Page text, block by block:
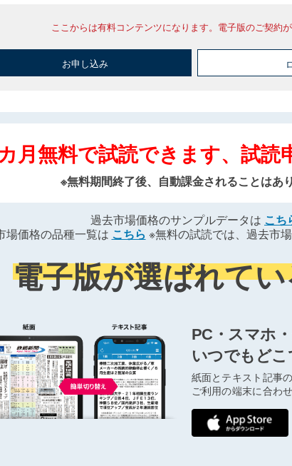
ここからは有料コンテンツになります。電子版のご契約が
お申し込み
月無料で試読できます、試読
※無料期間終了後、自動課金されることはあ
過去市場価格のサンプルデータは こち
場価格の品種一覧は こちら ※無料の試読では、過去市
電子版が選ばれて
PC・スマホ
いつでもどこ
紙面とテキスト記事
ご利用の端末に合わ